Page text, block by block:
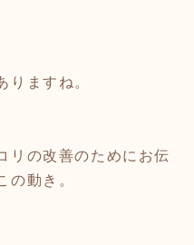
りますね。
リの改善のためにお伝
の動き。